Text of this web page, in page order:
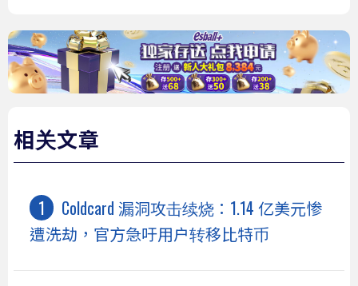
相关文章
Coldcard 漏洞攻击续烧：1.14 亿美元惨
遭洗劫，官方急吁用户转移比特币